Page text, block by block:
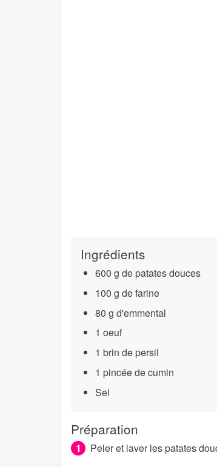
Ingrédients
600 g de patates douces
100 g de farine
80 g d'emmental
1 oeuf
1 brin de persil
1 pincée de cumin
Sel
Préparation
Peler et laver les patates